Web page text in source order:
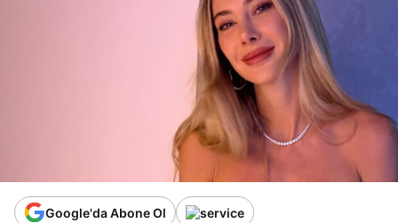
Google'da Abone Ol